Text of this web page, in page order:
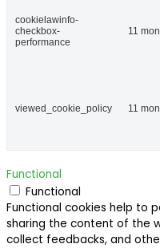
cookielawinfo-
checkbox-
performance
11
viewed_cookie_policy 11
Functional
Functional
Functional cookies help to
sharing the content of the
collect feedbacks, and